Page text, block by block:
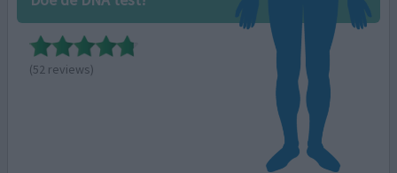
(52 reviews)